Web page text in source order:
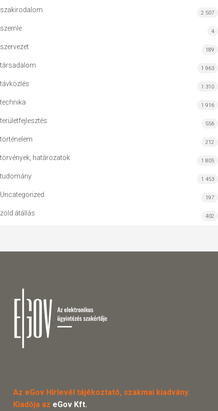
szakirodalom 2 507
szemle 4
szervezet 189
társadalom 1 963
távközlés 1 310
technika 1 916
területfejlesztés 556
történelem 212
törvények, határozatok 1 805
tudomány 1 453
Uncategorized 197
zöld átállás 402
Az eGov Hírlevél tájékoztató, szakmai kiadvány.
Kiadója az eGov Kft.